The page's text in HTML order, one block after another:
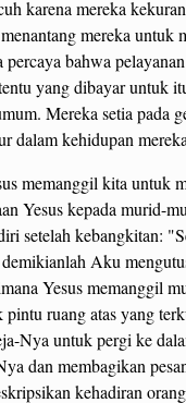
karena mereka
mereka untuk
percaya bahwa
yang dibayar untuk
Mereka setia pada
dalam kehidupan
memanggil kita untuk
Yesus kepada murid-
setelah kebangkitan:
Aku
Yesus memanggil
ruang atas yang
Nya untuk pergi ke
dan membagikan
kehadiran